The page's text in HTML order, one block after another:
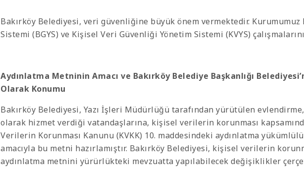
Bakırköy Belediyesi, veri güvenliğine büyük önem vermektedir.
Sistemi (BGYS) ve Kişisel Veri Güvenliği Yönetim Sistemi (KVYS)
Aydınlatma Metninin Amacı ve Bakırköy Belediye Başkanlığı
Olarak Konumu
Bakırköy Belediyesi, Yazı İşleri Müdürlüğü tarafından yürütülen
olarak hizmet verdiği vatandaşlarına, kişisel verilerin korunması
Verilerin Korunması Kanunu (KVKK) 10. maddesindeki aydınlatma
amacıyla bu metni hazırlamıştır. Bakırköy Belediyesi, kişisel verilerin
aydınlatma metnini yürürlükteki mevzuatta yapılabilecek değişiklikler